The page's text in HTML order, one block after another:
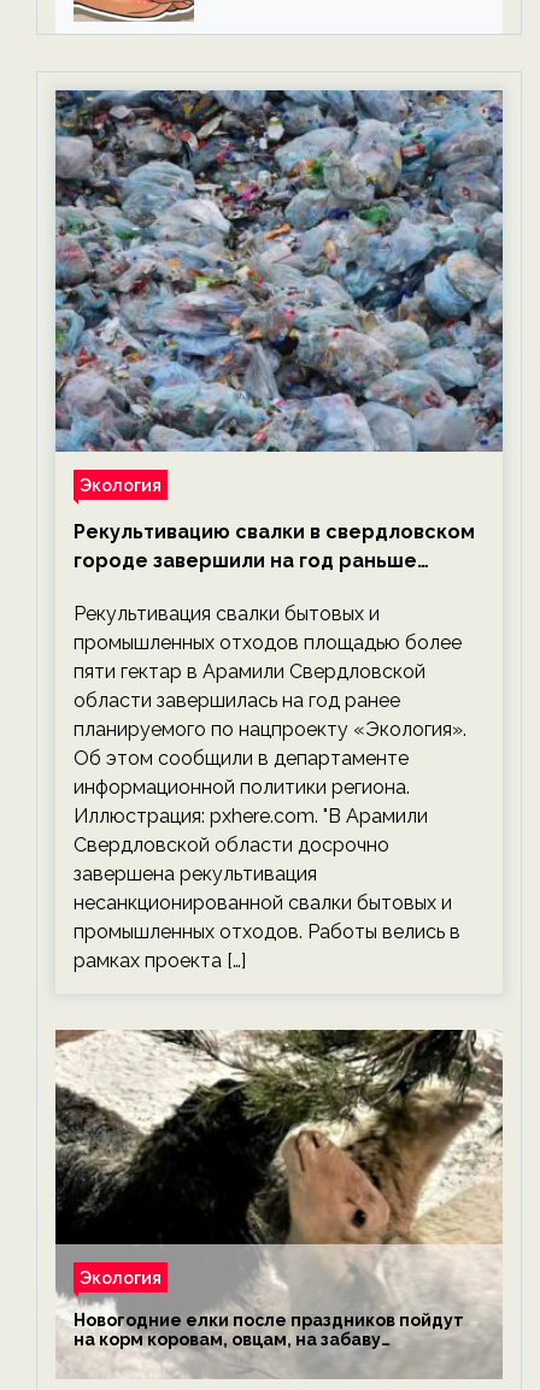
Экология
Рекультивацию свалки в свердловском
городе завершили на год раньше
экологии на ECOportal
Рекультивация свалки бытовых и
промышленных отходов площадью более
пяти гектар в Арамили Свердловской
области завершилась на год ранее
планируемого по нацпроекту «Экология».
Об этом сообщили в департаменте
информационной политики региона.
Иллюстрация: pxhere.com. "В Арамили
Свердловской области досрочно
завершена рекультивация
несанкционированной свалки бытовых и
промышленных отходов. Работы велись в
рамках проекта […]
Экология
Новогодние елки после праздников пойдут
на корм коровам, овцам, на забаву
обезьянам, львам и леопардам — новости
экологии на ECOportal